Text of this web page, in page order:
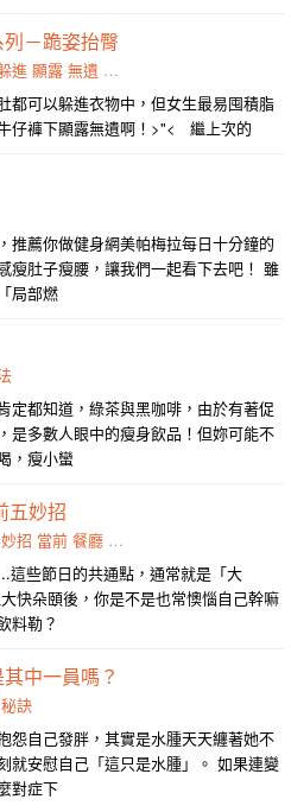
－跪姿抬臀
進 顯露 無遺 俏臀
都可以躲進衣物中，但女生最易囤積脂
仔褲下顯露無遺啊！>"< 繼上次的
推薦你做健身網美帕梅拉每日十分鐘的
瘦肚子瘦腰，讓我們一起看下去吧！ 雖
局部燃
定都知道，綠茶與黑咖啡，由於有著促
是多數人眼中的瘦身飲品！但妳可能不
，瘦小蠻
五妙招
妙招 當前 餐廳 漁港
這些節日的共通點，通常就是「大
快朵頤後，你是不是也常懊惱自己幹嘛
料勒？
中一員嗎？
秘訣
怨自己發胖，其實是水腫天天纏著她不
就安慰自己「這只是水腫」。 如果連變
對症下